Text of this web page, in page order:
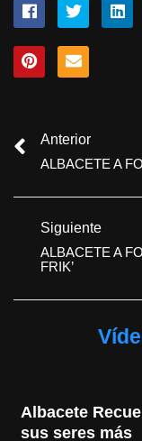
Anterior
ALBACETE A
Siguiente
ALBACETE A
FRIK’
Albacete
sus seres más